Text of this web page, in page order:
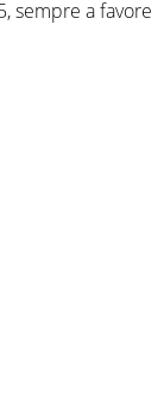
sempre a favore